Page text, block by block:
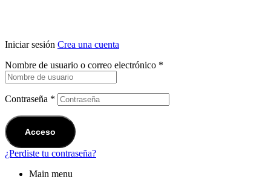
Iniciar sesión Crea una cuenta
Nombre de usuario o correo electrónico *
Contraseña *
Acceso
¿Perdiste tu contraseña?
Main menu